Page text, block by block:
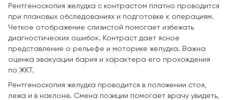
Рентгеноскопия желудка с контрастом платно проводится
при плановых обследованиях и подготовке к операциям.
Четкое отображение слизистой помогает избежать
диагностических ошибок. Контраст дает ясное
представление о рельефе и моторике желудка. Важна
оценка эвакуации бария и характера его прохождения
по ЖКТ.
Рентгеноскопия желудка проводится в положении стоя,
лежа и в наклоне. Смена позиции помогает врачу увидеть,